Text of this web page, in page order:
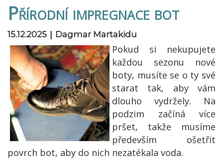
Přírodní impregnace bot
15.12.2025 | Dagmar Martakidu
Pokud si nekupujete
každou sezonu nové
boty, musíte se o ty své
starat tak, aby vám
dlouho vydržely. Na
podzim začíná více
pršet, takže musíme
především ošetřit
povrch bot, aby do nich nezatékala voda.